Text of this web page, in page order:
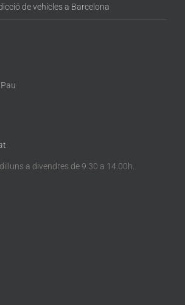
de vehicles a Barcelona
a divendres de 9.30 a 14.00h.